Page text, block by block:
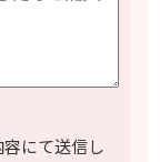
にて送信し